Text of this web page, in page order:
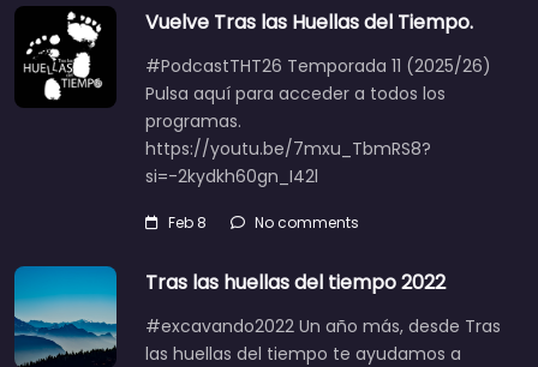
Vuelve Tras las Huellas del Tiempo.
#PodcastTHT26 Temporada 11 (2025/26)
Pulsa aquí para acceder a todos los
programas.
https://youtu.be/7mxu_TbmRS8?
si=-2kydkh60gn_I42l
Feb 8 No comments
Tras las huellas del tiempo 2022
#excavando2022 Un año más, desde Tras
las huellas del tiempo te ayudamos a